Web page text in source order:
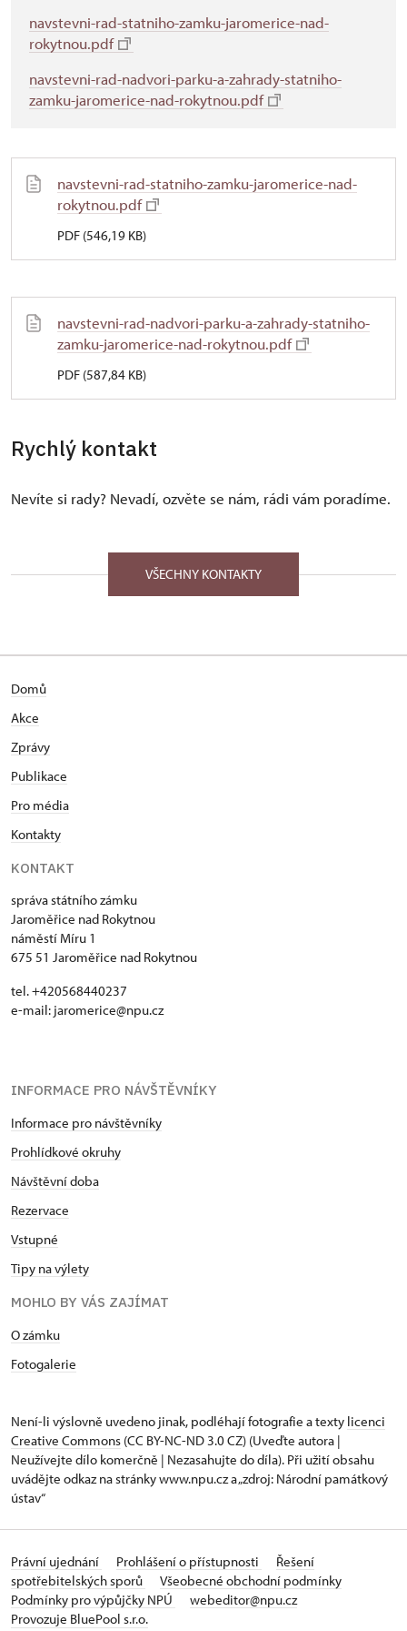
navstevni-rad-statniho-zamku-jaromerice-nad-
rokytnou.pdf
navstevni-rad-nadvori-parku-a-zahrady-statniho-
zamku-jaromerice-nad-rokytnou.pdf
navstevni-rad-statniho-zamku-jaromerice-nad-
rokytnou.pdf
PDF (546,19 KB)
navstevni-rad-nadvori-parku-a-zahrady-statniho-
zamku-jaromerice-nad-rokytnou.pdf
PDF (587,84 KB)
Rychlý kontakt
Nevíte si rady? Nevadí, ozvěte se nám, rádi vám poradíme.
VŠECHNY KONTAKTY
Domů
Akce
Zprávy
Publikace
Pro média
Kontakty
KONTAKT
správa státního zámku
Jaroměřice nad Rokytnou
náměstí Míru 1
675 51 Jaroměřice nad Rokytnou
tel. +420568440237
e-mail: jaromerice@npu.cz
INFORMACE PRO NÁVŠTĚVNÍKY
Informace pro návštěvníky
Prohlídkové okruhy
Návštěvní doba
Rezervace
Vstupné
Tipy na výlety
MOHLO BY VÁS ZAJÍMAT
O zámku
Fotogalerie
Není-li výslovně uvedeno jinak, podléhají fotografie a texty licenci
Creative Commons (CC BY-NC-ND 3.0 CZ) (Uveďte autora |
Neužívejte dílo komerčně | Nezasahujte do díla). Při užití obsahu
uvádějte odkaz na stránky www.npu.cz a „zdroj: Národní památkový
ústav“
Právní ujednání Prohlášení o přístupnosti
Řešení
spotřebitelských sporů
Všeobecné obchodní podmínky
Podmínky pro výpůjčky NPÚ
webeditor@npu.cz
Provozuje BluePool s.r.o.